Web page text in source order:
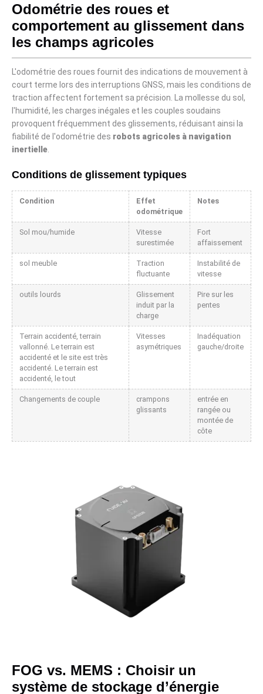
Odométrie des roues et
comportement au glissement dans
les champs agricoles
L'odométrie des roues fournit des indications de mouvement à
court terme lors des interruptions GNSS, mais les conditions de
traction affectent fortement sa précision. La mollesse du sol,
l'humidité, les charges inégales et les couples soudains
provoquent fréquemment des glissements, réduisant ainsi la
fiabilité de l'odométrie des robots agricoles à navigation
inertielle
Conditions de glissement typiques
Condition
Effet
odométrique
Notes
Sol mou/humide
Vitesse
surestimée
Fort
affaissement
sol meuble
Traction
fluctuante
Instabilité de
vitesse
outils lourds
Glissement
induit par la
charge
Pire sur les
pentes
Terrain accidenté, terrain
vallonné. Le terrain est
accidenté et le site est très
accidenté. Le terrain est
accidenté, le tout
Vitesses
asymétriques
Inadéquation
gauche/droite
Changements de couple
crampons
glissants
entrée en
rangée ou
montée de
côte
FOG vs. MEMS : Choisir un
système de stockage d’énergie